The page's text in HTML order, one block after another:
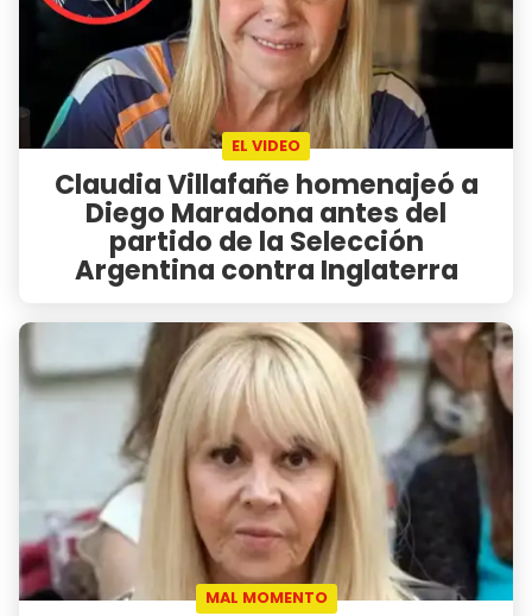
EL VIDEO
Claudia Villafañe homenajeó a
Diego Maradona antes del
partido de la Selección
Argentina contra Inglaterra
MAL MOMENTO